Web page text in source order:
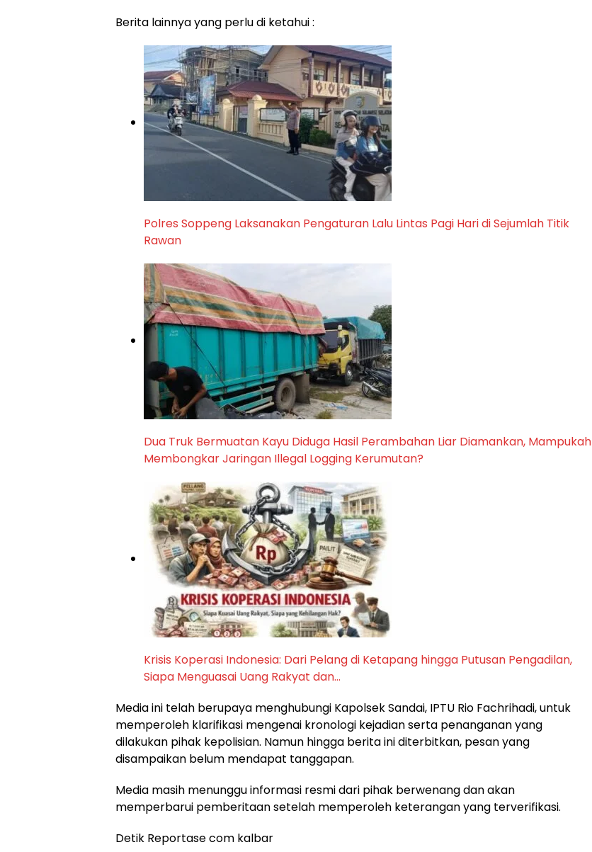
Berita lainnya yang perlu di ketahui :
Polres Soppeng Laksanakan Pengaturan Lalu Lintas Pagi Hari di Sejumlah Titik
Rawan
Dua Truk Bermuatan Kayu Diduga Hasil Perambahan Liar Diamankan, Mampukah
Membongkar Jaringan Illegal Logging Kerumutan?
Krisis Koperasi Indonesia: Dari Pelang di Ketapang hingga Putusan Pengadilan,
Siapa Menguasai Uang Rakyat dan…
Media ini telah berupaya menghubungi Kapolsek Sandai, IPTU Rio Fachrihadi, untuk
memperoleh klarifikasi mengenai kronologi kejadian serta penanganan yang
dilakukan pihak kepolisian. Namun hingga berita ini diterbitkan, pesan yang
disampaikan belum mendapat tanggapan.
Media masih menunggu informasi resmi dari pihak berwenang dan akan
memperbarui pemberitaan setelah memperoleh keterangan yang terverifikasi.
Detik Reportase com kalbar